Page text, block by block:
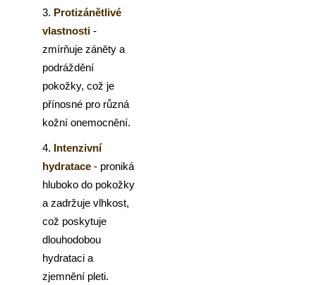
3. Protizánětlivé
vlastnosti -
zmírňuje záněty a
podráždění
pokožky, což je
přínosné pro různá
kožní onemocnění.
4. Intenzivní
hydratace - proniká
hluboko do pokožky
a zadržuje vlhkost,
což poskytuje
dlouhodobou
hydrataci a
zjemnění pleti.